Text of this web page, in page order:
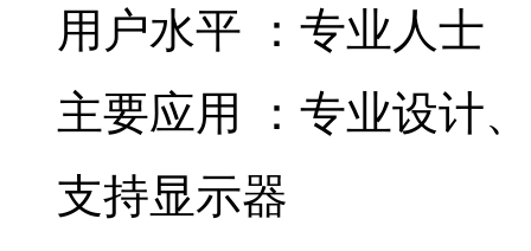
用户水平 ：专业人士
主要应用 ：专业设计
支持显示器